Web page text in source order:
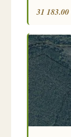
31 183.00